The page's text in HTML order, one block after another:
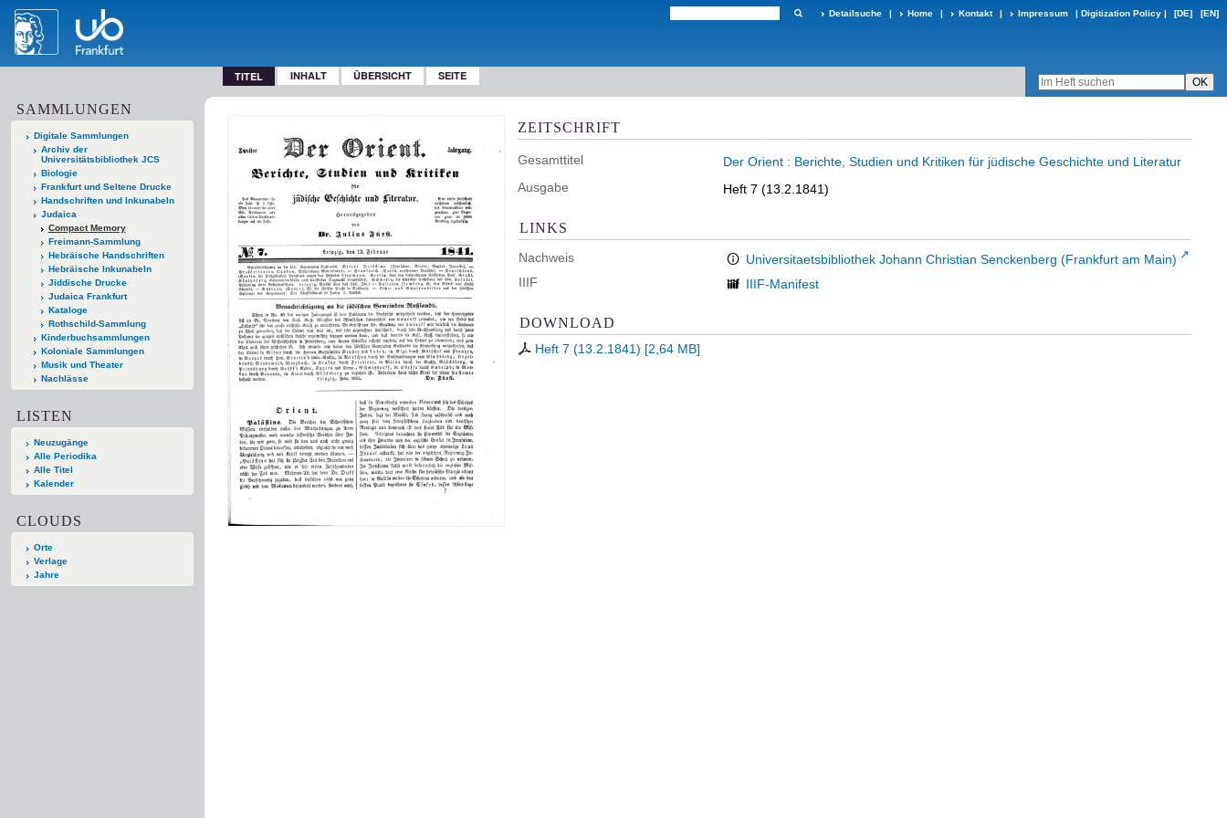
Detailsuche | Home | Kontakt | Impressum | Digitization Policy | [DE] [EN]
TITEL INHALT ÜBERSICHT SEITE
SAMMLUNGEN
Digitale Sammlungen
Archiv der
Universitätsbibliothek JCS
Biologie
Frankfurt und Seltene Drucke
Handschriften und Inkunabeln
Judaica
Compact Memory
Freimann-Sammlung
Hebräische Handschriften
Hebräische Inkunabeln
Jiddische Drucke
Judaica Frankfurt
Kataloge
Rothschild-Sammlung
Kinderbuchsammlungen
Koloniale Sammlungen
Musik und Theater
Nachlässe
LISTEN
Neuzugänge
Alle Periodika
Alle Titel
Kalender
CLOUDS
Orte
Verlage
Jahre
ZEITSCHRIFT
Gesamttitel
Der Orient : Berichte, Studien und Kritiken für jüdische Geschichte und Literatur
Ausgabe
Heft 7 (13.2.1841)
LINKS
Nachweis
Universitaetsbibliothek Johann Christian Senckenberg (Frankfurt am Main)
IIIF
IIIF-Manifest
DOWNLOAD
Heft 7 (13.2.1841) [2,64 MB]